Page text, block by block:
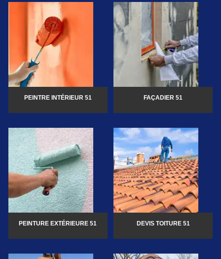
PEINTRE INTÉRIEUR 51 FAÇADIER 51
PEINTURE EXTÉRIEURE 51 DEVIS TOITURE 51